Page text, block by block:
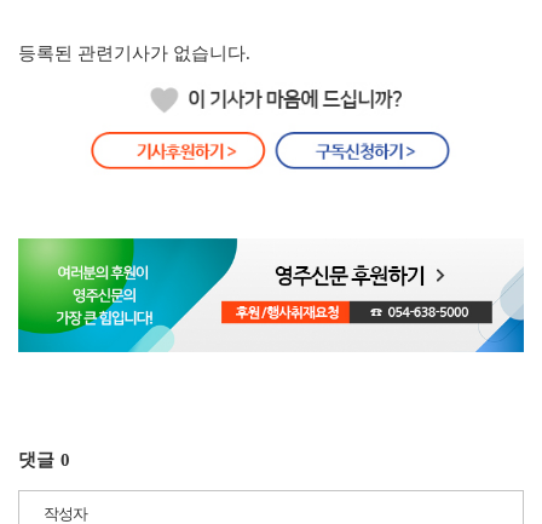
등록된 관련기사가 없습니다.
댓글 0
작성자